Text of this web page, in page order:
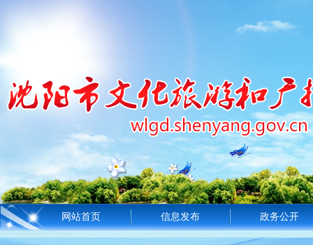
网站首页 信息发布 政务公开